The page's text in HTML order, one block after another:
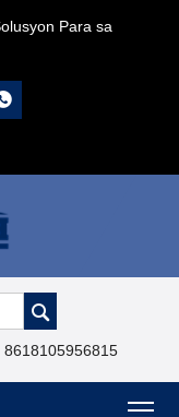
Para sa

8618105956815